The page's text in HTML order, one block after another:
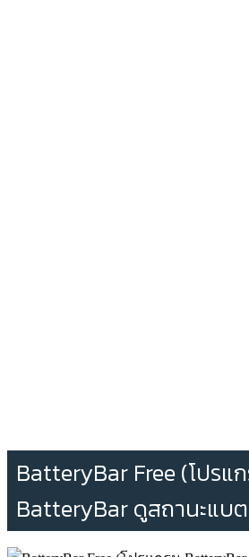
BatteryBar Free (โปรแ
BatteryBar ดูสถานะแบ